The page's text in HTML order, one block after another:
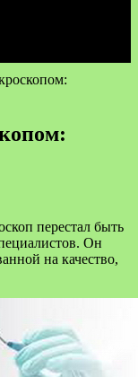
перестал быть
Он
на качество,